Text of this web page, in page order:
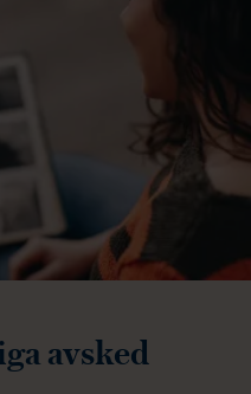
avsked